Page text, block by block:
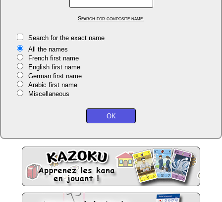
Search for composite name.
Search for the exact name
All the names
French first name
English first name
German first name
Arabic first name
Miscellaneous